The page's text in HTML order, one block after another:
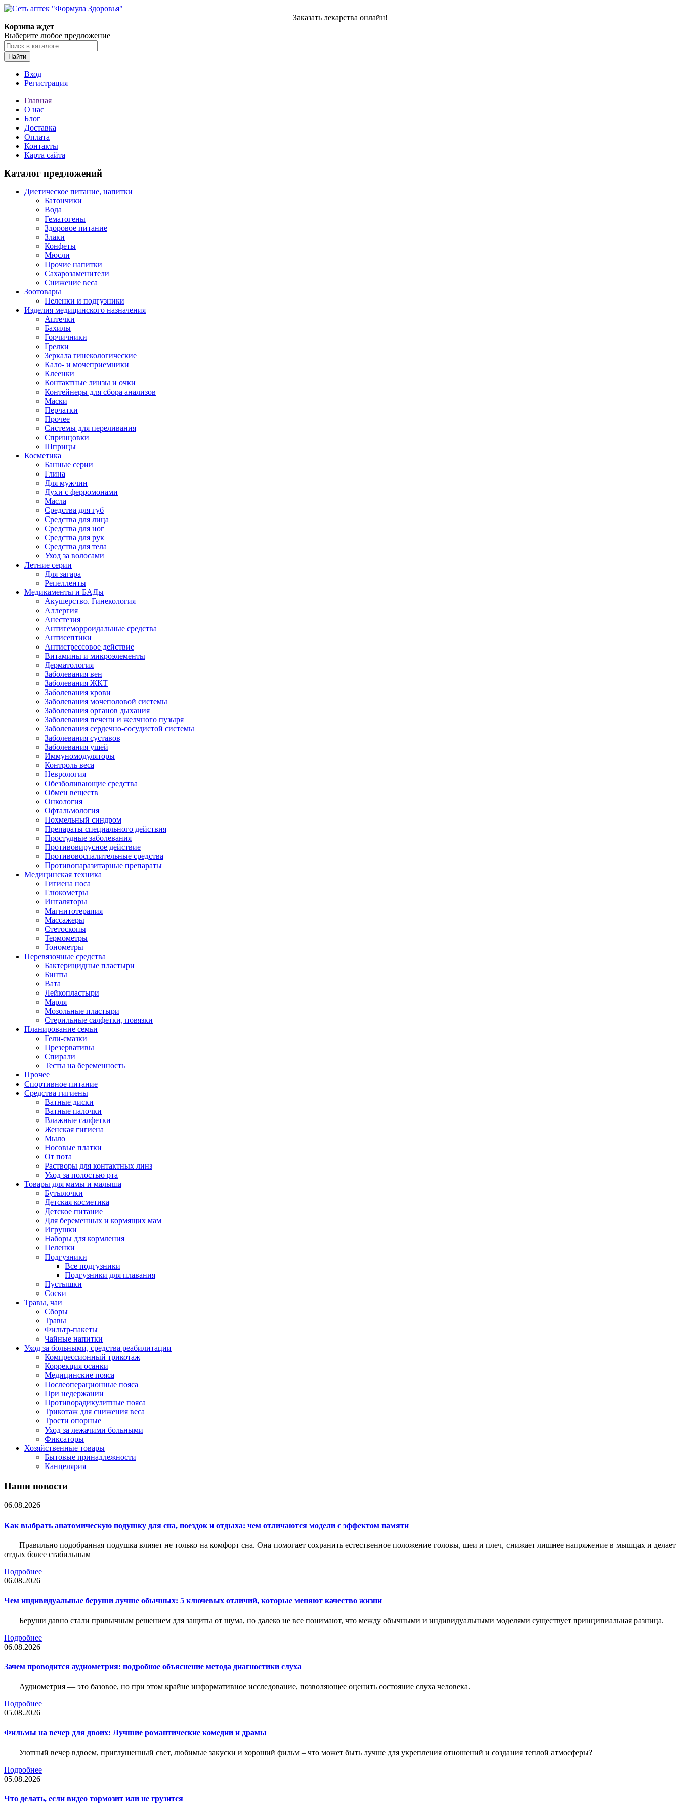
Заказать лекарства онлайн!
Корзина ждет
Выберите любое предложение
Найти
Вход
Регистрация
Главная
О нас
Блог
Доставка
Оплата
Контакты
Карта сайта
Каталог предложений
Диетическое питание, напитки
Батончики
Вода
Гематогены
Здоровое питание
Злаки
Конфеты
Мюсли
Прочие напитки
Сахарозаменители
Снижение веса
Зоотовары
Пеленки и подгузники
Изделия медицинского назначения
Аптечки
Бахилы
Горчичники
Грелки
Зеркала гинекологические
Кало- и мочеприемники
Клеенки
Контактные линзы и очки
Контейнеры для сбора анализов
Маски
Перчатки
Прочее
Системы для переливания
Спринцовки
Шприцы
Косметика
Банные серии
Глина
Для мужчин
Духи с ферромонами
Масла
Средства для губ
Средства для лица
Средства для ног
Средства для рук
Средства для тела
Уход за волосами
Летние серии
Для загара
Репелленты
Медикаменты и БАДы
Акушерство. Гинекология
Аллергия
Анестезия
Антигеморроидальные средства
Антисептики
Антистрессовое действие
Витамины и микроэлементы
Дерматология
Заболевания вен
Заболевания ЖКТ
Заболевания крови
Заболевания мочеполовой системы
Заболевания органов дыхания
Заболевания печени и желчного пузыря
Заболевания сердечно-сосудистой системы
Заболевания суставов
Заболевания ушей
Иммуномодуляторы
Контроль веса
Неврология
Обезболивающие средства
Обмен веществ
Онкология
Офтальмология
Похмельный синдром
Препараты специального действия
Простудные заболевания
Противовирусное действие
Противовоспалительные средства
Противопаразитарные препараты
Медицинская техника
Гигиена носа
Глюкометры
Ингаляторы
Магнитотерапия
Массажеры
Стетоскопы
Термометры
Тонометры
Перевязочные средства
Бактерицидные пластыри
Бинты
Вата
Лейкопластыри
Марля
Мозольные пластыри
Стерильные салфетки, повязки
Планирование семьи
Гели-смазки
Презервативы
Спирали
Тесты на беременность
Прочее
Спортивное питание
Средства гигиены
Ватные диски
Ватные палочки
Влажные салфетки
Женская гигиена
Мыло
Носовые платки
От пота
Растворы для контактных линз
Уход за полостью рта
Товары для мамы и малыша
Бутылочки
Детская косметика
Детское питание
Для беременных и кормящих мам
Игрушки
Наборы для кормления
Пеленки
Подгузники
Все подгузники
Подгузники для плавания
Пустышки
Соски
Травы, чаи
Сборы
Травы
Фильтр-пакеты
Чайные напитки
Уход за больными, средства реабилитации
Компрессионный трикотаж
Коррекция осанки
Медицинские пояса
Послеоперационные пояса
При недержании
Противорадикулитные пояса
Трикотаж для снижения веса
Трости опорные
Уход за лежачими больными
Фиксаторы
Хозяйственные товары
Бытовые принадлежности
Канцелярия
Наши новости
06.08.2026
Как выбрать анатомическую подушку для сна, поездок и отдыха: чем отличаются модели с эффектом памяти
Правильно подобранная подушка влияет не только на комфорт сна. Она помогает сохранить естественное положение головы, шеи и плеч, снижает лишнее напряжение в мышцах и делает
отдых более стабильным
Подробнее
06.08.2026
Чем индивидуальные беруши лучше обычных: 5 ключевых отличий, которые меняют качество жизни
Беруши давно стали привычным решением для защиты от шума, но далеко не все понимают, что между обычными и индивидуальными моделями существует принципиальная разница.
Подробнее
06.08.2026
Зачем проводится аудиометрия: подробное объяснение метода диагностики слуха
Аудиометрия — это базовое, но при этом крайне информативное исследование, позволяющее оценить состояние слуха человека.
Подробнее
05.08.2026
Фильмы на вечер для двоих: Лучшие романтические комедии и драмы
Уютный вечер вдвоем, приглушенный свет, любимые закуски и хороший фильм – что может быть лучше для укрепления отношений и создания теплой атмосферы?
Подробнее
05.08.2026
Что делать, если видео тормозит или не грузится